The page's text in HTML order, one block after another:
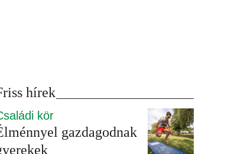
hírek
kör
gazdagodnak